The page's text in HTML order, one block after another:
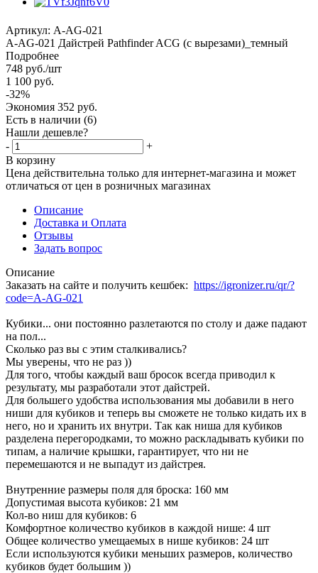
Артикул: A-AG-021
А-AG-021 Дайстрей Pathfinder ACG (с вырезами)_темный
Подробнее
748 руб./шт
1 100 руб.
-32%
Экономия 352 руб.
Есть в наличии (6)
Нашли дешевле?
-
+
В корзину
Цена действительна только для интернет-магазина и может
отличаться от цен в розничных магазинах
Описание
Доставка и Оплата
Отзывы
Задать вопрос
Описание
Заказать на сайте и получить кешбек: https://igronizer.ru/qr/?
code=A-AG-021
Кубики... они постоянно разлетаются по столу и даже падают
на пол...
Сколько раз вы с этим сталкивались?
Мы уверены, что не раз ))
Для того, чтобы каждый ваш бросок всегда приводил к
результату, мы разработали этот дайстрей.
Для большего удобства использования мы добавили в него
ниши для кубиков и теперь вы сможете не только кидать их в
него, но и хранить их внутри. Так как ниша для кубиков
разделена перегородками, то можно раскладывать кубики по
типам, а наличие крышки, гарантирует, что ни не
перемешаются и не выпадут из дайстрея.
Внутренние размеры поля для броска: 160 мм
Допустимая высота кубиков: 21 мм
Кол-во ниш для кубиков: 6
Комфортное количество кубиков в каждой нише: 4 шт
Общее количество умещаемых в нише кубиков: 24 шт
Если используются кубики меньших размеров, количество
кубиков будет большим ))